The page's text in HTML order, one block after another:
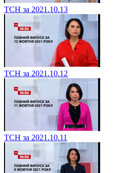
ТСН за 2021.10.13
ТСН за 2021.10.12
ТСН за 2021.10.11